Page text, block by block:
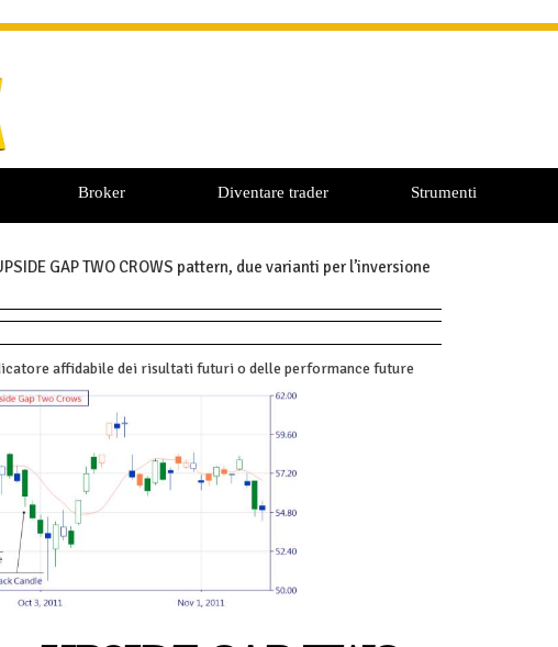
Broker Diventare trader Strumenti
GAP TWO CROWS pattern, due varianti per l’inversione
affidabile dei risultati futuri o delle performance future